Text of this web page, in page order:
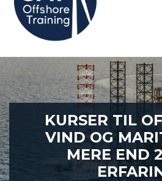
KURSER TIL
VIND OG
MERE END